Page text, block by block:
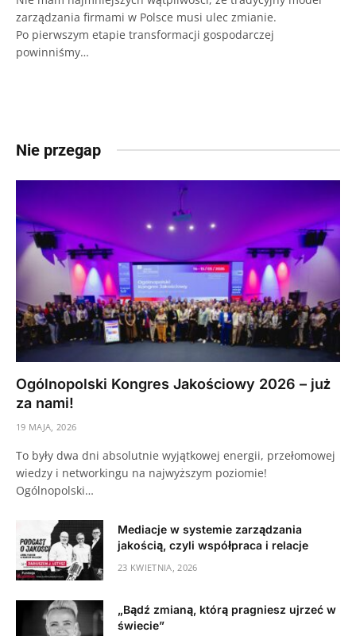
zarządzania firmami w Polsce musi ulec zmianie.
Po pierwszym etapie transformacji gospodarczej
powinniśmy…
Nie przegap
Ogólnopolski Kongres Jakościowy 2026 – już
za nami!
19 MAJA, 2026
To były dwa dni absolutnie wyjątkowej energii, przełomowej
wiedzy i networkingu na najwyższym poziomie!
Ogólnopolski…
Mediacje w systemie zarządzania
jakością, czyli współpraca i relacje
23 KWIETNIA, 2026
„Bądź zmianą, którą pragniesz ujrzeć w
świecie”